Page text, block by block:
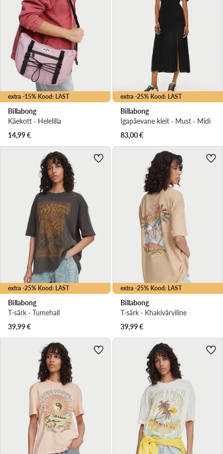
extra -15% Kood: LAST
Billabong
Käekott · Helelilla
14,99€
extra -25% Kood: LAST
Billabong
Igapäevane kleit · Must · Midi
83,00€
extra -25% Kood: LAST
Billabong
T-särk · Tumehall
39,99€
extra -25% Kood: LAST
Billabong
T-särk · Khakivärviline
39,99€